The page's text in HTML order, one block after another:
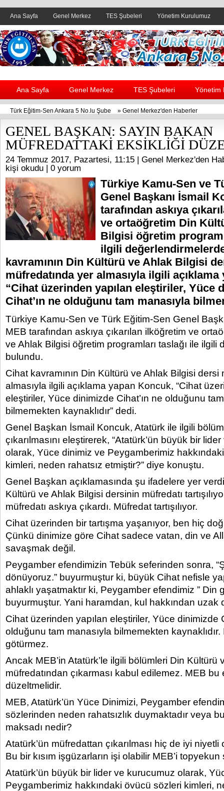
Ana Sayfa Genel Merkez TES Şubeleri Yönetim Kurulumuz
Header yanı reklam alanı
Ana Sayfa Genel Merkez TES Şubeleri Yönetim
Türk Eğitim-Sen Ankara 5 No.lu Şube » Genel Merkez'den Haberler
GENEL BAŞKAN: SAYIN BAKAN
MÜFREDATTAKİ EKSİKLİĞİ
24 Temmuz 2017, Pazartesi, 11:15 | Genel Merkez'den
kişi okudu | 0 yorum
Türkiye Kamu-Sen ve
Genel Başkanı İsmail
tarafından askıya
ve ortaöğretim Din
Bilgisi öğretim
ilgili
kavramının Din Kültürü ve Ahlak Bilgisi
müfredatında yer almasıyla ilgili
“Cihat üzerinden yapılan eleştiriler, Yüce
Cihat’ın ne olduğunu tam manasıyla
Türkiye Kamu-Sen ve Türk Eğitim-Sen Genel
MEB tarafından askıya çıkarılan ilköğretim ve
ve Ahlak Bilgisi öğretim programları taslağı ile ilgili
bulundu.
Cihat kavramının Din Kültürü ve Ahlak Bilgisi dersi
almasıyla ilgili açıklama yapan Koncuk, “Cihat
eleştiriler, Yüce dinimizde Cihat’ın ne olduğunu
bilmemekten kaynaklıdır” dedi.
Genel Başkan İsmail Koncuk, Atatürk ile ilgili
çıkarılmasını eleştirerek, “Atatürk’ün büyük bir
olarak, Yüce dinimiz ve Peygamberimiz
kimleri, neden rahatsız etmiştir?” diye konuştu.
Genel Başkan açıklamasında şu ifadelere yer
Kültürü ve Ahlak Bilgisi dersinin müfredatı
müfredatı askıya çıkardı. Müfredat tartışılıyor.
Cihat üzerinden bir tartışma yaşanıyor, ben hiç
Çünkü dinimize göre Cihat sadece vatan, din ve
savaşmak değil.
Peygamber efendimizin Tebük seferinden sonra,
dönüyoruz.” buyurmuştur ki, büyük Cihat nefisle
ahlaklı yaşatmaktır ki, Peygamber efendimiz ” Din
buyurmuştur. Yani haramdan, kul hakkından uzak
Cihat üzerinden yapılan eleştiriler, Yüce dinimizde
olduğunu tam manasıyla bilmemekten
götürmez.
Ancak MEB’in Atatürk’le ilgili bölümleri Din Kültürü
müfredatından çıkarması kabul edilemez. MEB bu
düzeltmelidir.
MEB, Atatürk’ün Yüce Dinimizi, Peygamber
sözlerinden neden rahatsızlık duymaktadır veya
maksadı nedir?
Atatürk’ün müfredattan çıkarılması hiç de iyi
Bu bir kısım işgüzarların işi olabilir MEB’i
Atatürk’ün büyük bir lider ve kurucumuz olarak,
Peygamberimiz hakkındaki övücü sözleri kimleri,